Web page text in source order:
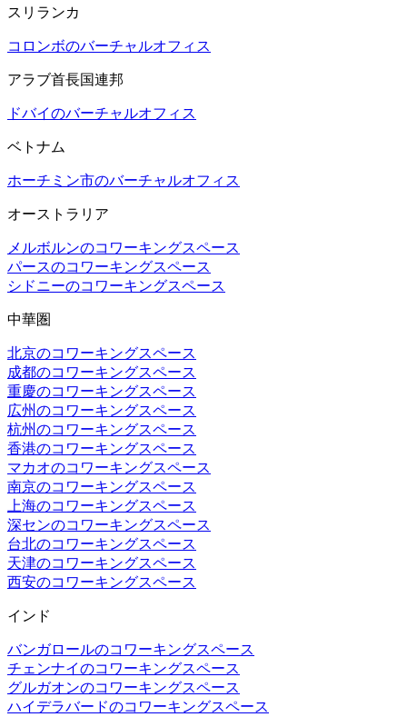
スリランカ
コロンボのバーチャルオフィス
アラブ首長国連邦
ドバイのバーチャルオフィス
ベトナム
ホーチミン市のバーチャルオフィス
オーストラリア
メルボルンのコワーキングスペース
パースのコワーキングスペース
シドニーのコワーキングスペース
中華圏
北京のコワーキングスペース
成都のコワーキングスペース
重慶のコワーキングスペース
広州のコワーキングスペース
杭州のコワーキングスペース
香港のコワーキングスペース
マカオのコワーキングスペース
南京のコワーキングスペース
上海のコワーキングスペース
深センのコワーキングスペース
台北のコワーキングスペース
天津のコワーキングスペース
西安のコワーキングスペース
インド
バンガロールのコワーキングスペース
チェンナイのコワーキングスペース
グルガオンのコワーキングスペース
ハイデラバードのコワーキングスペース